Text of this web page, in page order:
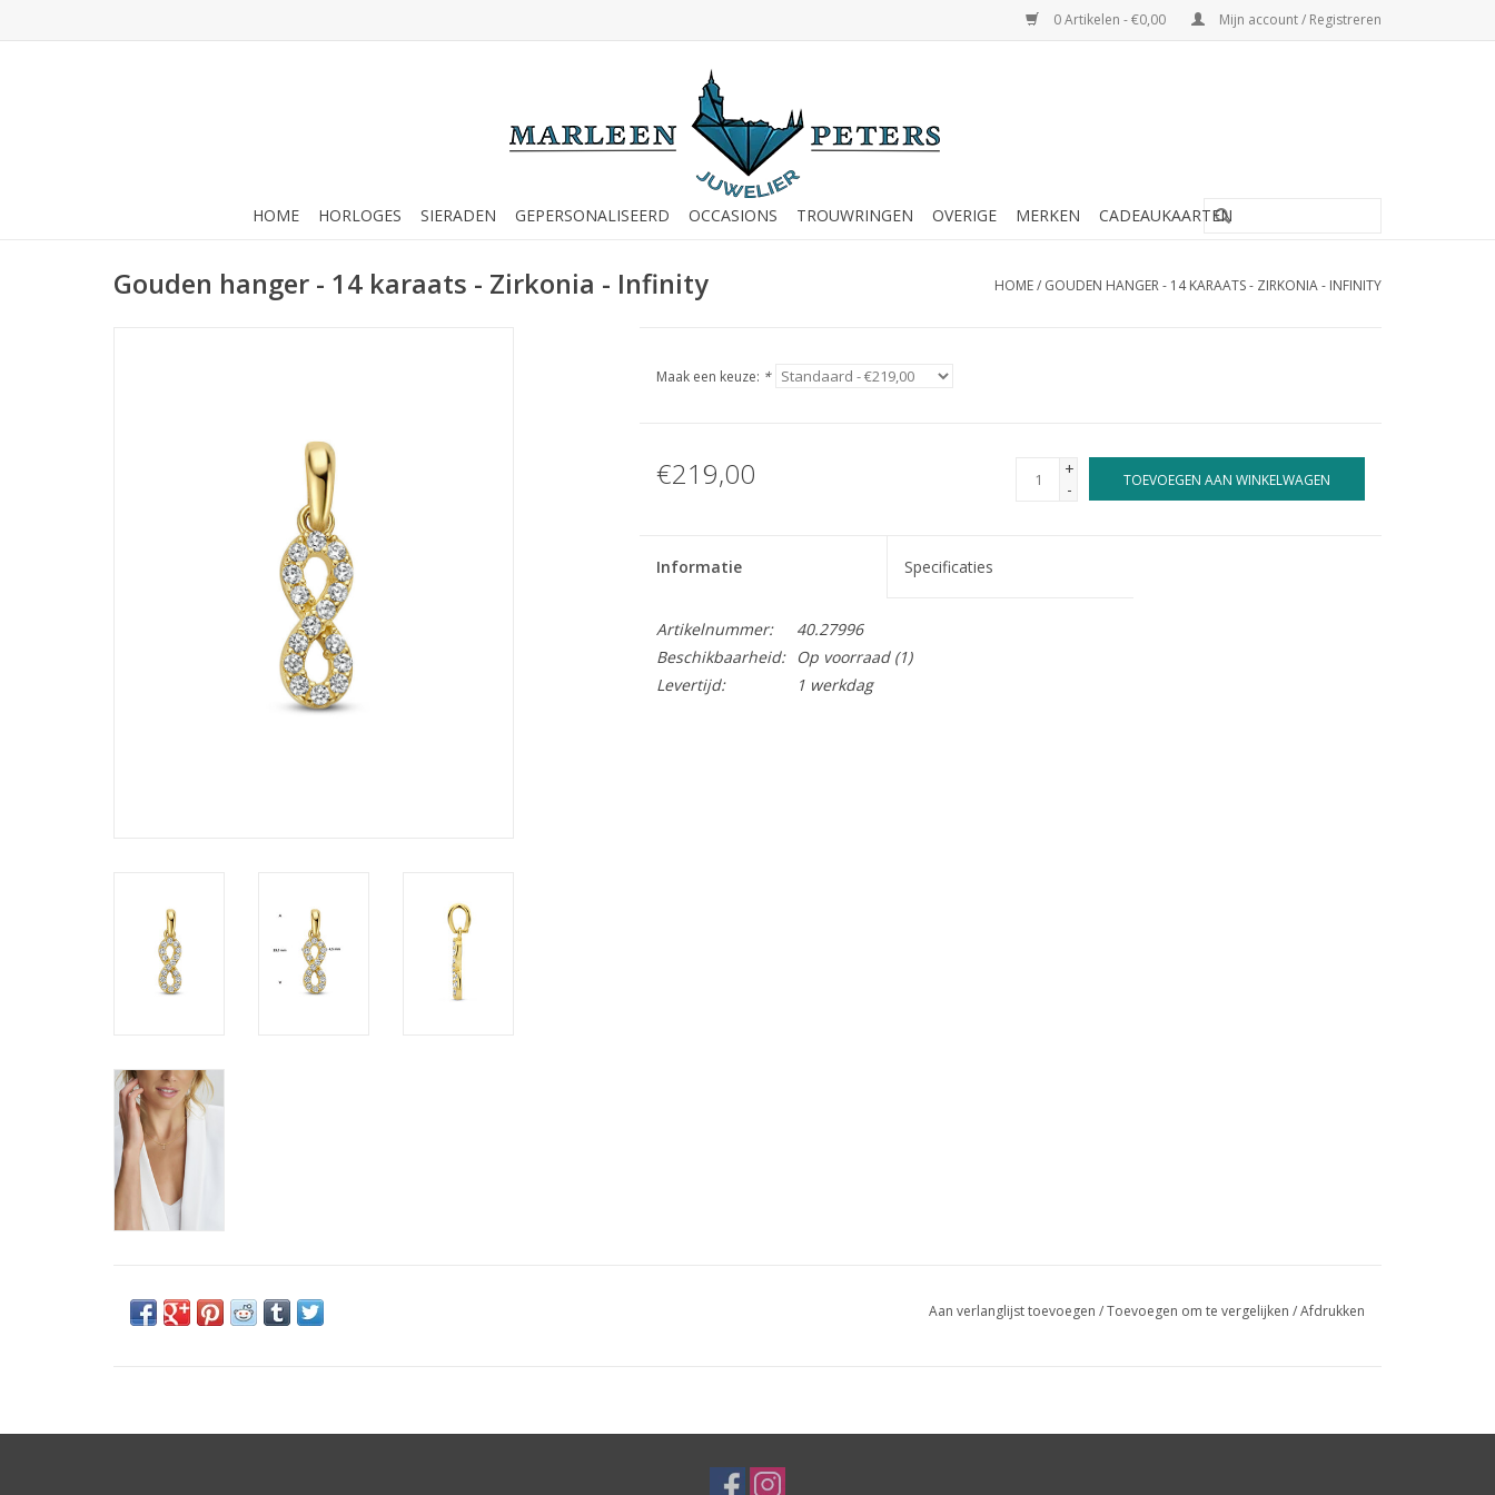
0 Artikelen - €0,00 Mijn account / Registreren
HOME HORLOGES SIERADEN GEPERSONALISEERD OCCASIONS TROUWRINGEN OVERIGE MERKEN CADEAUKAARTEN
Gouden hanger - 14 karaats - Zirkonia - Infinity HOME/ GOUDEN HANGER - 14 KARAATS - ZIRKONIA - INFINITY
Maak een keuze: *
€219,00
+
-
TOEVOEGEN AAN WINKELWAGEN
Informatie Specificaties
Artikelnummer:
40.27996
Beschikbaarheid:
Op voorraad(1)
Levertijd:
1 werkdag
Aan verlanglijst toevoegen /Toevoegen om te vergelijken /Afdrukken